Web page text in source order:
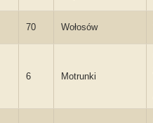
70 Wołosów
6 Motrunki